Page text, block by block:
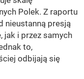
Polek. Z raportu
nieustanną presją
jak i przez samych
to,
odbijają się